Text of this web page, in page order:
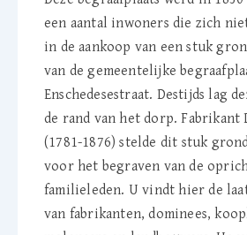
een aantal inwoners die zich
in de aankoop van een stuk
van de gemeentelijke
Enschedesestraat. Destijds lag
de rand van het dorp. Fabrikant
(1781-1876) stelde dit stuk
voor het begraven van de
familieleden. U vindt hier de
van fabrikanten, dominees,